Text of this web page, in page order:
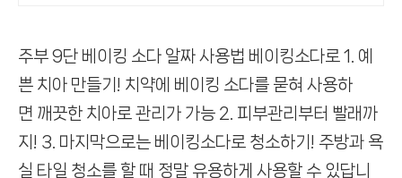
​​주부 9단 베이킹 소다 알짜 사용법 베이킹소다로 1. 예
쁜 치아 만들기! 치약에 베이킹 소다를 묻혀 사용하
면 깨끗한 치아로 관리가 가능 2. 피부관리부터 빨래까
지! 3. 마지막으로는 베이킹소다로 청소하기! 주방과 욕
실 타일 청소를 할 때 정말 유용하게 사용할 수 있답니